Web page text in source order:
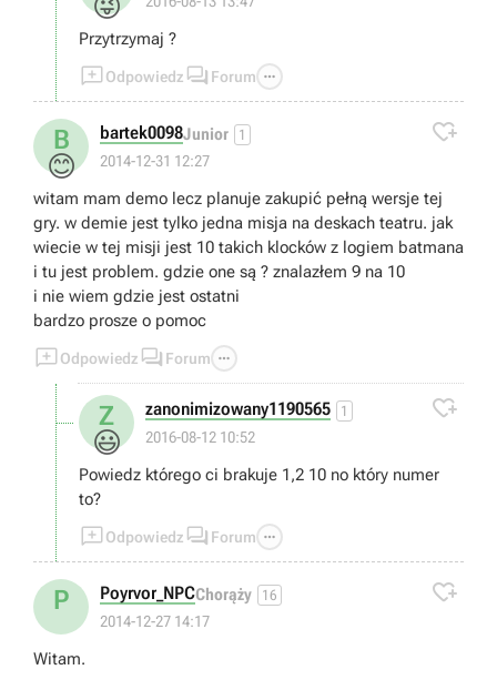
Przytrzymaj ?
Odpowiedz  Forum 
B
😊
bartek0098Junior 1
2014-12-31 12:27

witam mam demo lecz planuje zakupić pełną wersje tej
gry. w demie jest tylko jedna misja na deskach teatru. jak
wiecie w tej misji jest 10 takich klocków z logiem batmana
i tu jest problem. gdzie one są ? znalazłem 9 na 10
i nie wiem gdzie jest ostatni
bardzo prosze o pomoc
Odpowiedz  Forum 
Z
😃
zanonimizowany1190565 1
2016-08-12 10:52

Powiedz którego ci brakuje 1,2 10 no który numer
to?
Odpowiedz  Forum 
P Poyrvor_NPCChorąży 16
2014-12-27 14:17

Witam.